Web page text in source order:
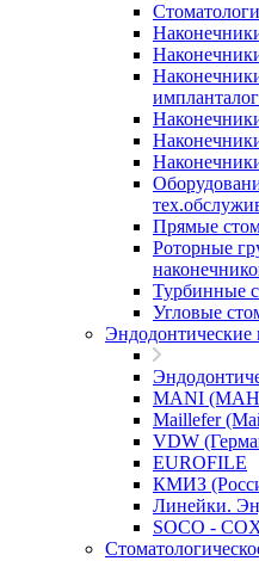
Прямые
Роторные
Турбинные
Угловые
Эндодонтические
MANI
Maillefer
VDW
EUROFILE
КМИЗ
Линейки.
SOCO -